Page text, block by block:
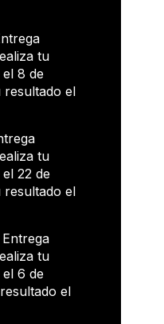
tu
8 de
resultado el
tu
22 de
resultado el
Entrega
tu
6 de
el